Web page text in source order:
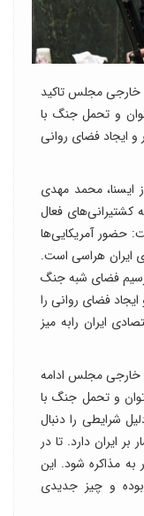
مجلس تاکید
و تحمل جنگ با
و ایجاد فضای روانی
ایسنا، محمد مهدی
کشتیرانی‌های فعال
حضور آمریکایی‌ها
ایران هراسی است.
فضای شبه جنگ
فضای روانی را
ایران رابه میز
مجلس ادامه
و تحمل جنگ با
شرایطی را دنبال
بر ایران دارد. تا در
به مذاکره شود. این
و چیز جدیدی